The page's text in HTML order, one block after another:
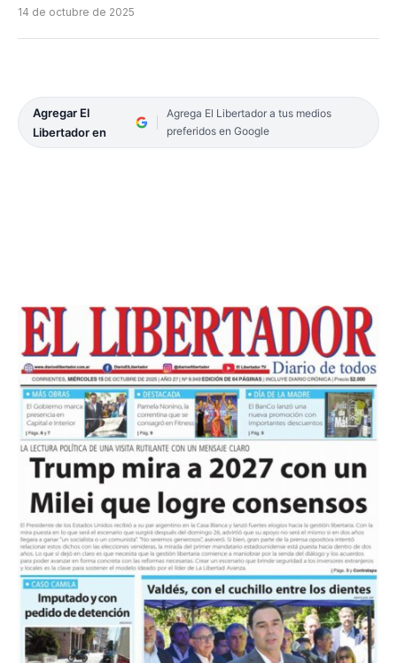
14 de octubre de 2025
Agregar El
Libertador en
Agrega El Libertador a tus medios
preferidos en Google